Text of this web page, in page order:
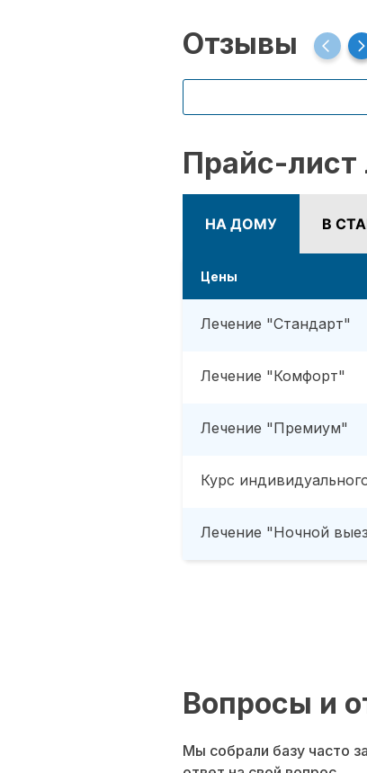
Отзывы
Прайс-лист
НА ДОМУ В
Цены
Лечение "Стандарт"
Лечение "Комфорт"
Лечение "Премиум"
Курс
Лечение "Ночной
Вопросы и
Мы собрали базу часто